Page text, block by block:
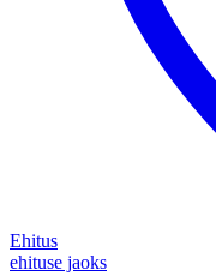
Ehitus
ehituse jaoks